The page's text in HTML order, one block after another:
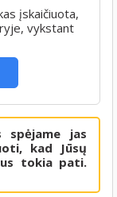
įskaičiuota,
vykstant
spėjame jas
kad Jūsų
tokia pati.